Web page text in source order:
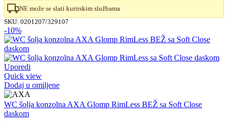
NE može se slati kurirskim službama
SKU: 0201207/329107
-10%
Uporedi
Quick view
Dodaj u omiljene
WC šolja konzolna AXA Glomp RimLess BEŽ sa Soft Close
daskom